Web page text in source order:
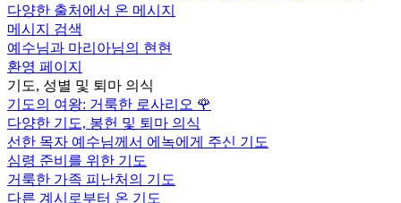
다양한 출처에서 온 메시지
메시지 검색
예수님과 마리아님의 현현
환영 페이지
기도, 성별 및 퇴마 의식
기도의 여왕: 거룩한 로사리오 🌹
다양한 기도, 봉헌 및 퇴마 의식
선한 목자 예수님께서 에녹에게 주신 기도
심령 준비를 위한 기도
거룩한 가족 피난처의 기도
다른 계시로부터 온 기도